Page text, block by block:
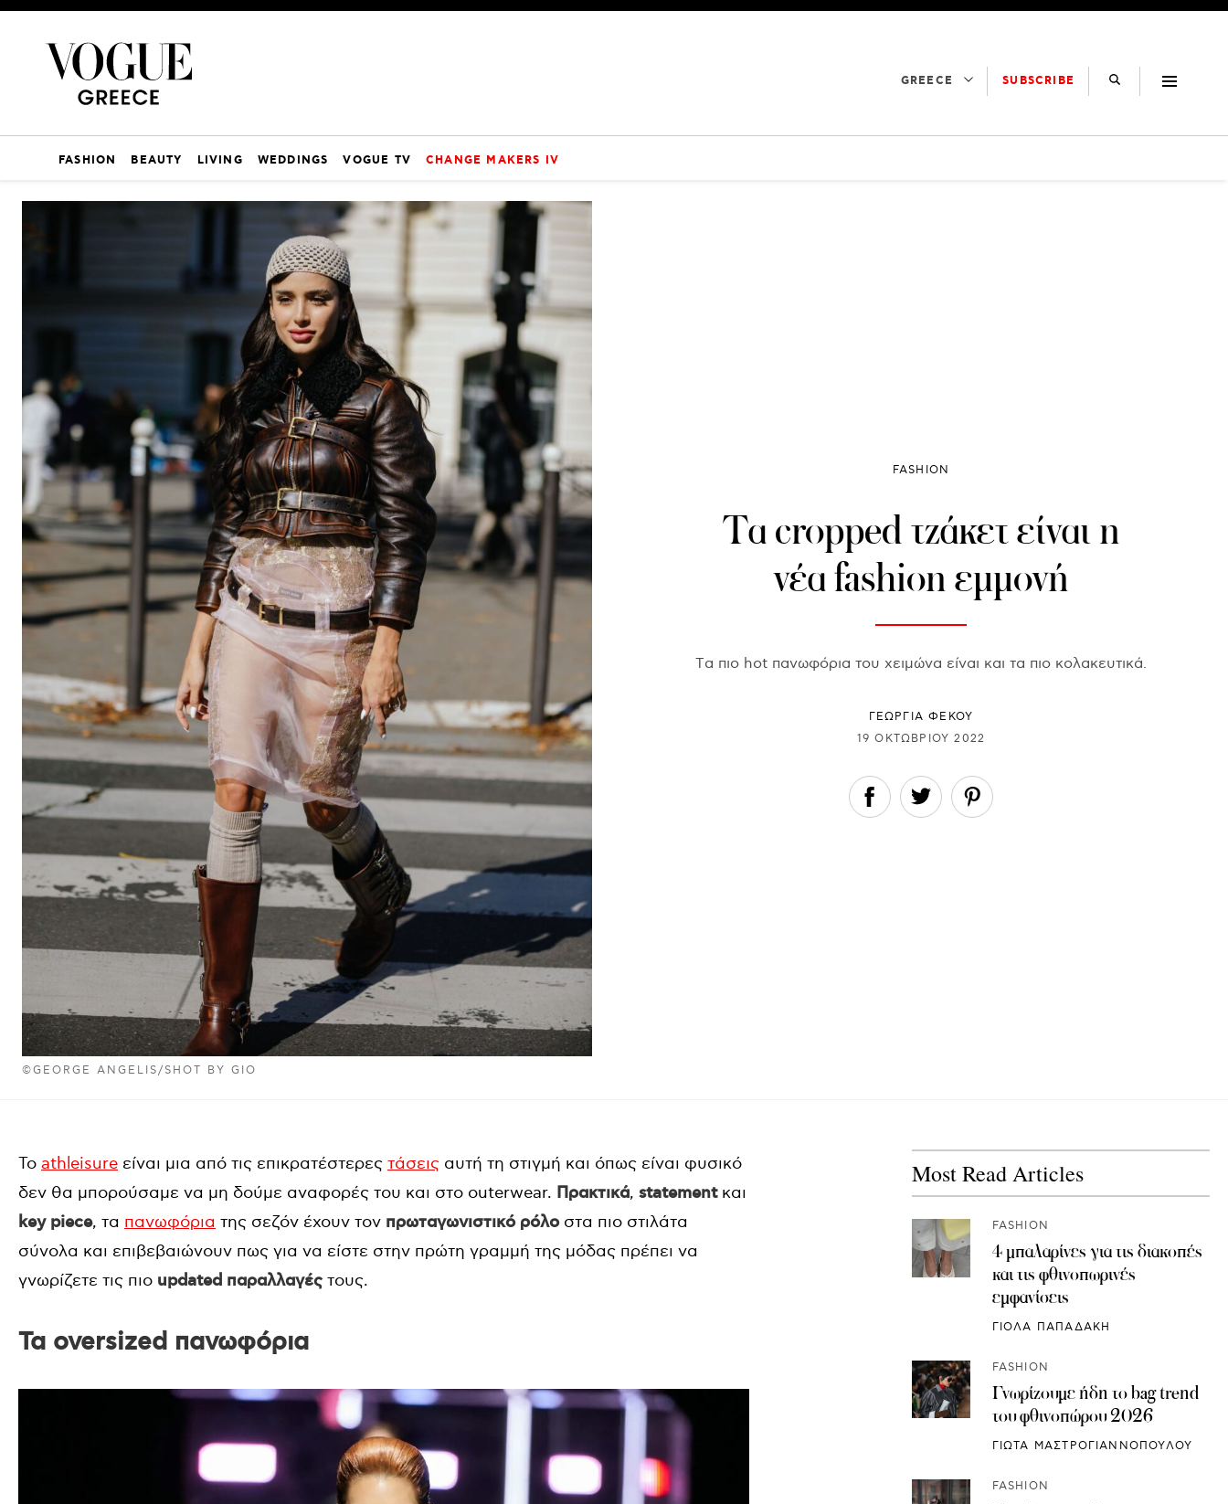
GREECE SUBSCRIBE
FASHION BEAUTY LIVING WEDDINGS VOGUE TV CHANGE MAKERS IV
©GEORGE ANGELIS/SHOT BY GIO
FASHION
Τα cropped τζάκετ είναι η
νέα fashion εμμονή
Tα πιο hot πανωφόρια του χειμώνα είναι και τα πιο κολακευτικά.
ΓΕΩΡΓΙΑ ΦΕΚΟΥ
19 ΟΚΤΩΒΡΊΟΥ 2022
Το athleisure είναι μια από τις επικρατέστερες τάσεις αυτή τη στιγμή και όπως είναι φυσικό
δεν θα μπορούσαμε να μη δούμε αναφορές του και στο outerwear. Πρακτικά, statementκαι
key piece, τα πανωφόρια της σεζόν έχουν τον πρωταγωνιστικό ρόλοστα πιο στιλάτα
σύνολα και επιβεβαιώνουν πως για να είστε στην πρώτη γραμμή της μόδας πρέπει να
γνωρίζετε τις πιο updated παραλλαγές τους.
Τα oversized πανωφόρια
Most Read Articles
FASHION
4 μπαλαρίνες για τις διακοπές
και τις φθινοπωρινές
εμφανίσεις
ΓΙΟΛΑ ΠΑΠΑΔΑΚΗ
FASHION
Γνωρίζουμε ήδη το bag trend
του φθινοπώρου 2026
ΓΙΩΤΑ ΜΑΣΤΡΟΓΙΑΝΝΟΠΟΥΛΟΥ
FASHION